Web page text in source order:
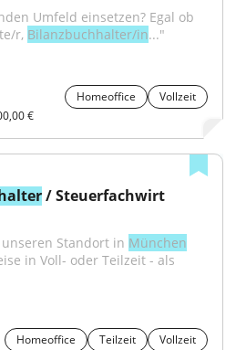
Umfeld einsetzen? Egal ob
r, Bilanzbuchhalter/in..."
Homeoffice
Vollzeit
€
/ Steuerfachwirt
Standort in München
in Voll- oder Teilzeit - als
Homeoffice Teilzeit
Vollzeit